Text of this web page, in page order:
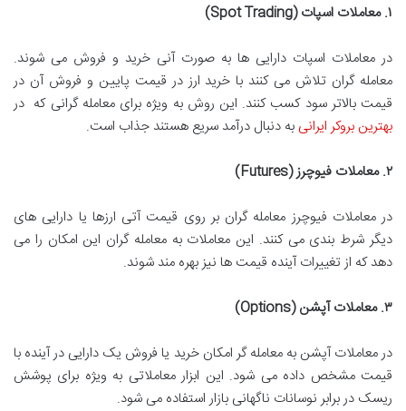
۱.معاملات اسپات(Spot Trading)
در معاملات اسپات دارایی ها به صورت آنی خرید و فروش می شوند.
معامله گران تلاش می کنند با خرید ارز در قیمت پایین و فروش آن در
قیمت بالاتر سود کسب کنند. این روش به ویژه برای معامله گرانی که در
بهترین بروکر ایرانی به دنبال درآمد سریع هستند جذاب است.
۲.معاملات فیوچرز(Futures)
در معاملات فیوچرز معامله گران بر روی قیمت آتی ارزها یا دارایی های
دیگر شرط بندی می کنند. این معاملات به معامله گران این امکان را می
دهد که از تغییرات آینده قیمت ها نیز بهره مند شوند.
۳.معاملات آپشن(Options)
در معاملات آپشن به معامله گر امکان خرید یا فروش یک دارایی در آینده با
قیمت مشخص داده می شود. این ابزار معاملاتی به ویژه برای پوشش
ریسک در برابر نوسانات ناگهانی بازار استفاده می شود.